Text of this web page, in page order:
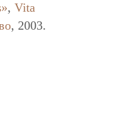
, Vita
, 2003.